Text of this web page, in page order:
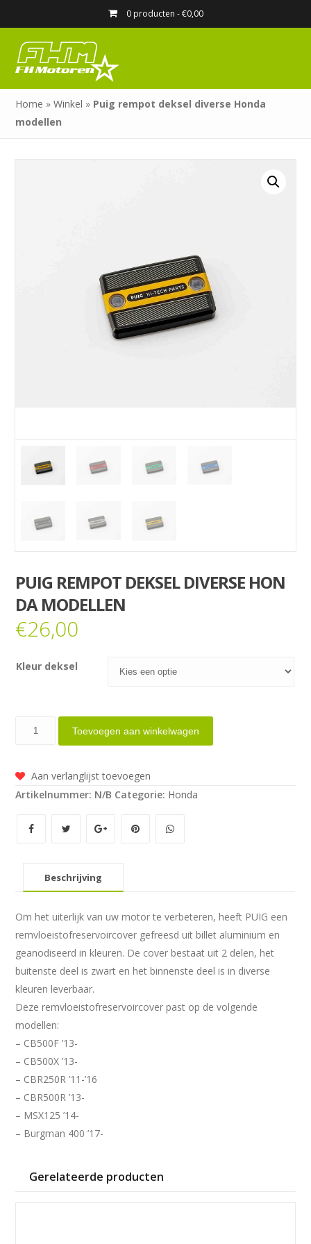
0 producten -€0,00
Home »Winkel » Puig rempot deksel diverse Honda
modellen
PUIG REMPOT DEKSEL DIVERSE HON
DA MODELLEN
€26,00
Kleur deksel
Puig
diverse
Honda
aantal
Toevoegen aan winkelwagen
Aan verlanglijst toevoegen
Artikelnummer: N/B Categorie: Honda
Beschrijving
Om het uiterlijk van uw motor te verbeteren, heeft PUIG een
remvloeistofreservoircover gefreesd uit billet aluminium en
geanodiseerd in kleuren. De cover bestaat uit 2 delen, het
buitenste deel is zwart en het binnenste deel is in diverse
kleuren leverbaar.
Deze remvloeistofreservoircover past op de volgende
modellen:
– CB500F ’13-
– CB500X ’13-
– CBR250R ’11-’16
– CBR500R ’13-
– MSX125 ’14-
– Burgman 400 ’17-
Gerelateerde producten